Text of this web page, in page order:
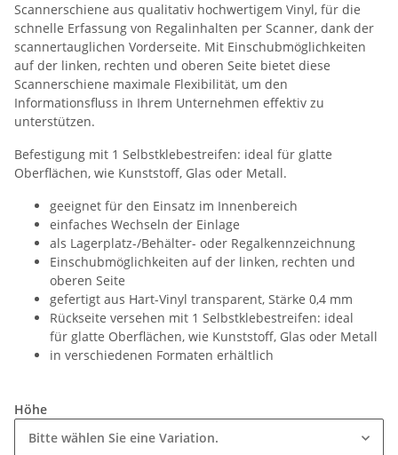
Scannerschiene aus qualitativ hochwertigem Vinyl, für die
schnelle Erfassung von Regalinhalten per Scanner, dank der
scannertauglichen Vorderseite. Mit Einschubmöglichkeiten
auf der linken, rechten und oberen Seite bietet diese
Scannerschiene maximale Flexibilität, um den
Informationsfluss in Ihrem Unternehmen effektiv zu
unterstützen.
Befestigung mit 1 Selbstklebestreifen: ideal für glatte
Oberflächen, wie Kunststoff, Glas oder Metall.
geeignet für den Einsatz im Innenbereich
einfaches Wechseln der Einlage
als Lagerplatz-/Behälter- oder Regalkennzeichnung
Einschubmöglichkeiten auf der linken, rechten und
oberen Seite
gefertigt aus Hart-Vinyl transparent, Stärke 0,4 mm
Rückseite versehen mit 1 Selbstklebestreifen: ideal
für glatte Oberflächen, wie Kunststoff, Glas oder Metall
in verschiedenen Formaten erhältlich
Höhe
Bitte wählen Sie eine Variation.